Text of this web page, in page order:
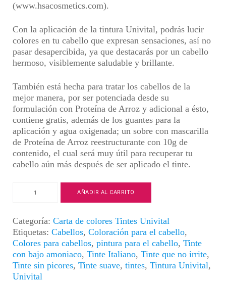
(www.hsacosmetics.com).
Con la aplicación de la tintura Univital, podrás lucir
colores en tu cabello que expresan sensaciones, así no
pasar desapercibida, ya que destacarás por un cabello
hermoso, visiblemente saludable y brillante.
También está hecha para tratar los cabellos de la
mejor manera, por ser potenciada desde su
formulación con Proteína de Arroz y adicional a ésto,
contiene gratis, además de los guantes para la
aplicación y agua oxigenada; un sobre con mascarilla
de Proteína de Arroz reestructurante con 10g de
contenido, el cual será muy útil para recuperar tu
cabello aún más después de ser aplicado el tinte.
Tintura
Univital
Color
Rubio
Medio
Intenso
|
7.0
AÑADIR AL CARRITO
Categoría: Carta de colores Tintes Univital
Etiquetas: Cabellos, Coloración para el cabello,
Colores para cabellos, pintura para el cabello, Tinte
con bajo amoniaco, Tinte Italiano, Tinte que no irrite,
Tinte sin picores, Tinte suave, tintes, Tintura Univital,
Univital